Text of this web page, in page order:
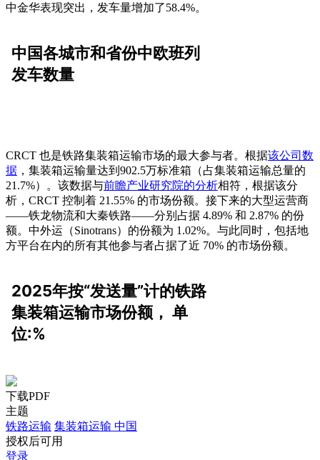
中金华表现突出，发车量增加了58.4%。
CRCT 也是铁路集装箱运输市场的最大参与者。根据该公司数
据 ，集装箱运输量达到902.5万标准箱（占集装箱运输总量的
21.7%）。该数据与前瞻产业研究院的分析相符，根据该分
析，CRCT 控制着 21.55% 的市场份额。接下来的大型运营商
——铁龙物流和大秦铁路——分别占据 4.89% 和 2.87% 的份
额。中外运（Sinotrans）的份额为 1.02%。与此同时，包括地
方平台在内的所有其他参与者占据了近 70% 的市场份额。
下载PDF
主题
铁路运输 集装箱运输 中国
授权后可用
登录